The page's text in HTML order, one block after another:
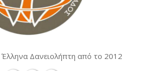
Δανειολήπτη από το 2012